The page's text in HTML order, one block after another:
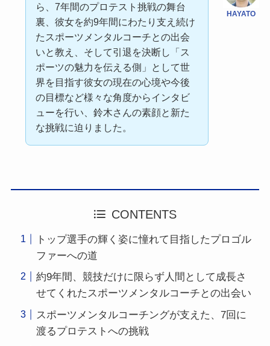
HAYATO
ら、7年間のプロテスト挑戦の舞台
裏、彼女を約9年間にわたり支え続け
たスポーツメンタルコーチとの出会
いと教え、そして引退を決断し「ス
ポーツの魅力を伝える側」として世
界を目指す彼女の現在の心境や今後
の目標など様々な角度からインタビ
ューを行い、鈴木さんの素顔と新た
な挑戦に迫りました。
CONTENTS
トップ選手の輝く姿に憧れて目指したプロゴル
ファーへの道
約9年間、競技だけに限らず人間として成長さ
せてくれたスポーツメンタルコーチとの出会い
スポーツメンタルコーチングが支えた、7回に
渡るプロテストへの挑戦